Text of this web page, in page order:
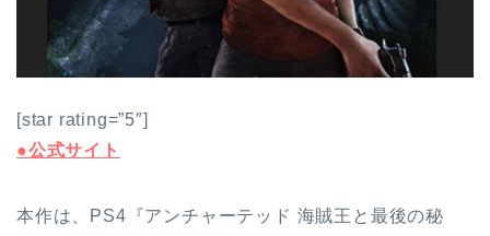
[star rating=”5″]
●公式サイト
本作は、PS4『アンチャーテッド 海賊王と最後の秘